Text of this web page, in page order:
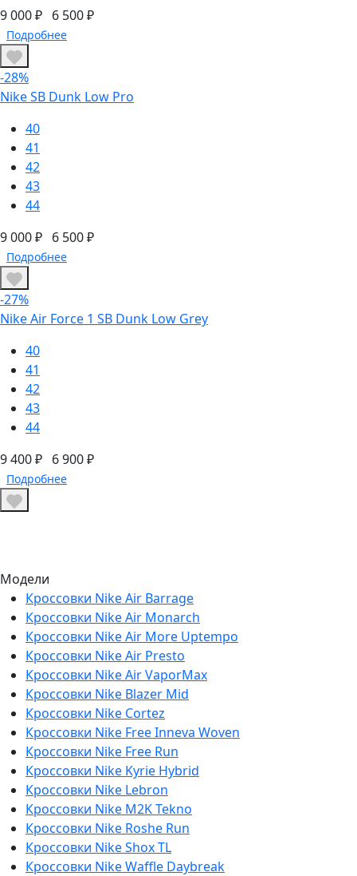
9 000 ₽ 6 500 ₽
Подробнее
-28%
Nike SB Dunk Low Pro
40
41
42
43
44
9 000 ₽ 6 500 ₽
Подробнее
-27%
Nike Air Force 1 SB Dunk Low Grey
40
41
42
43
44
9 400 ₽ 6 900 ₽
Подробнее
Модели
Кроссовки Nike Air Barrage
Кроссовки Nike Air Monarch
Кроссовки Nike Air More Uptempo
Кроссовки Nike Air Presto
Кроссовки Nike Air VaporMax
Кроссовки Nike Blazer Mid
Кроссовки Nike Cortez
Кроссовки Nike Free Inneva Woven
Кроссовки Nike Free Run
Кроссовки Nike Kyrie Hybrid
Кроссовки Nike Lebron
Кроссовки Nike M2K Tekno
Кроссовки Nike Roshe Run
Кроссовки Nike Shox TL
Кроссовки Nike Waffle Daybreak